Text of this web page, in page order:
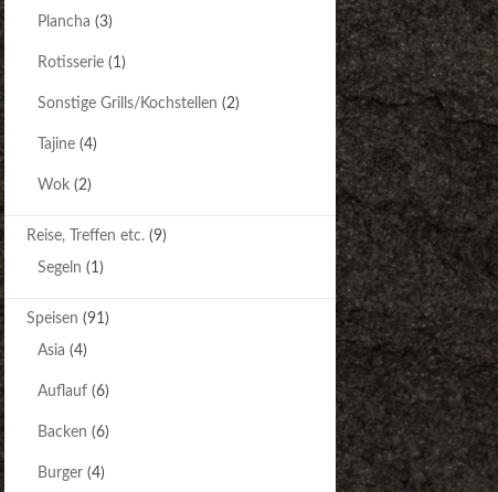
Plancha (3)
Rotisserie (1)
Sonstige Grills/Kochstellen (2)
Tajine (4)
Wok (2)
Reise, Treffen etc. (9)
Segeln (1)
Speisen (91)
Asia (4)
Auflauf (6)
Backen (6)
Burger (4)